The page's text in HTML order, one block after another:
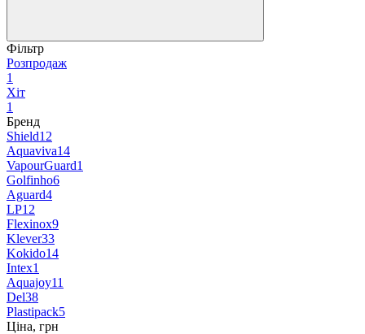
Фільтр
Розпродаж
1
Хіт
1
Бренд
Shield12
Aquaviva14
VapourGuard1
Golfinho6
Aguard4
LP12
Flexinox9
Klever33
Kokido14
Intex1
Aquajoy11
Del38
Plastipack5
Ціна, грн